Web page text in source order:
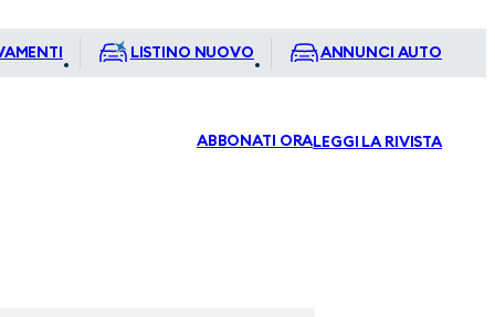
LISTINO NUOVO ANNUNCI AUTO
ABBONATI ORALEGGI LA RIVISTA